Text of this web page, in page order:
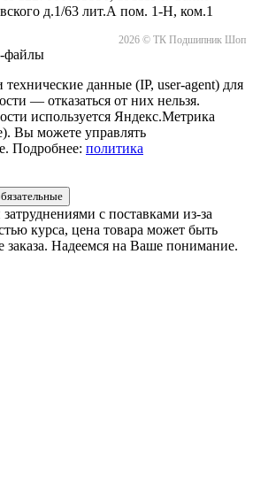
д.1/63 лит.А пом. 1-Н, ком.1
2026 © ТК Подшипник Шоп
файлы
данные (IP, user-agent) для
— отказаться от них нельзя.
используется Яндекс.Метрика
Вы можете управлять
Подробнее: политика
с поставками из-за
курса, цена товара может быть
заказа. Надеемся на Ваше понимание.